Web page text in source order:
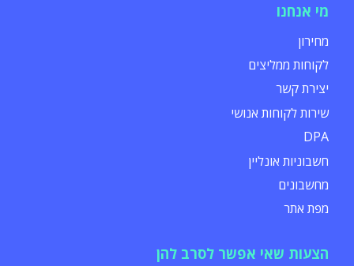
מי אנחנו
מחירון
לקוחות ממליצים
יצירת קשר
שירות לקוחות אנושי
DPA
חשבוניות אונליין
מחשבונים
מפת אתר
הצעות שאי אפשר לסרב להן